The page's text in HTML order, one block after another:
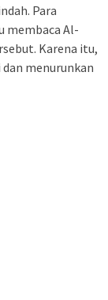
Para
membaca Al-
Karena itu,
menurunkan